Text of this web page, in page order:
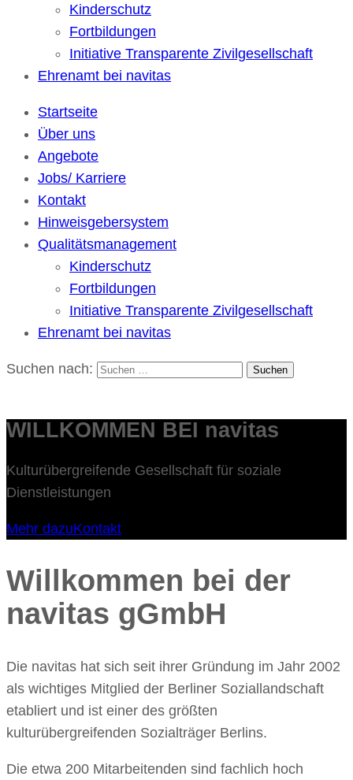
Kinderschutz
Fortbildungen
Initiative Transparente Zivilgesellschaft
Ehrenamt bei navitas
Startseite
Über uns
Angebote
Jobs/ Karriere
Kontakt
Hinweisgebersystem
Qualitätsmanagement
Kinderschutz
Fortbildungen
Initiative Transparente Zivilgesellschaft
Ehrenamt bei navitas
Suchen nach:
WILLKOMMEN BEI navitas
Kulturübergreifende Gesellschaft für soziale
Dienstleistungen
Mehr dazuKontakt
Willkommen bei der
navitas gGmbH
Die navitas hat sich seit ihrer Gründung im Jahr 2002
als wichtiges Mitglied der Berliner Soziallandschaft
etabliert und ist einer des größten
kulturübergreifenden Sozialträger Berlins.
Die etwa 200 Mitarbeitenden sind fachlich hoch